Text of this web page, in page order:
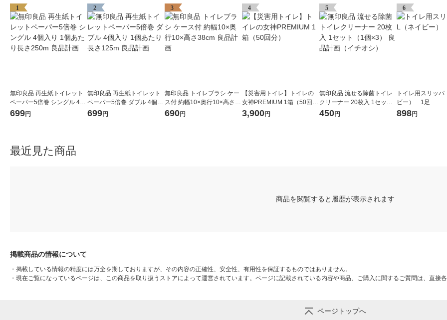
1
無印良品 再生紙トイレット
ペーパー5倍巻 シングル 4個
入り 1個あたり長さ250m 良
699円
2
無印良品 再生紙トイレット
ペーパー5倍巻 ダブル 4個入
り 1個あたり長さ125m 良品
699円
3
無印良品 トイレブラシ ケー
ス付 約幅10×奥行10×高さ38
cm 良品計画
690円
4
【災害用トイレ】トイレの
女神PREMIUM 1箱（50回
分）
3,900円
5
無印良品 流せる除菌トイレ
クリーナー 20枚入 1セット
（1個×3） 良品計画（イチ
450円
6
トイレ用スリッ
ビー） 1足
898円
最近見た商品
商品を閲覧すると履歴が表示されます
掲載商品の情報について
・ 掲載している情報の精度には万全を期しておりますが、その内容の正確性、安全性、有用性を保証するものではありません。
・ 現在ご覧になっているページは、この商品を取り扱うストアによって運営されています。ページに記載されている内容や商品、ご購入に関するご質問は、直接
ページトップへ